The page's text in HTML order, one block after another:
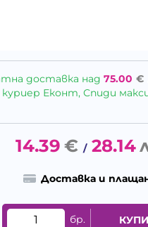
доставка над 75.00 €
куриер Еконт, Спиди
14.39 € / 28.14
Доставка и
бр. КУПИ